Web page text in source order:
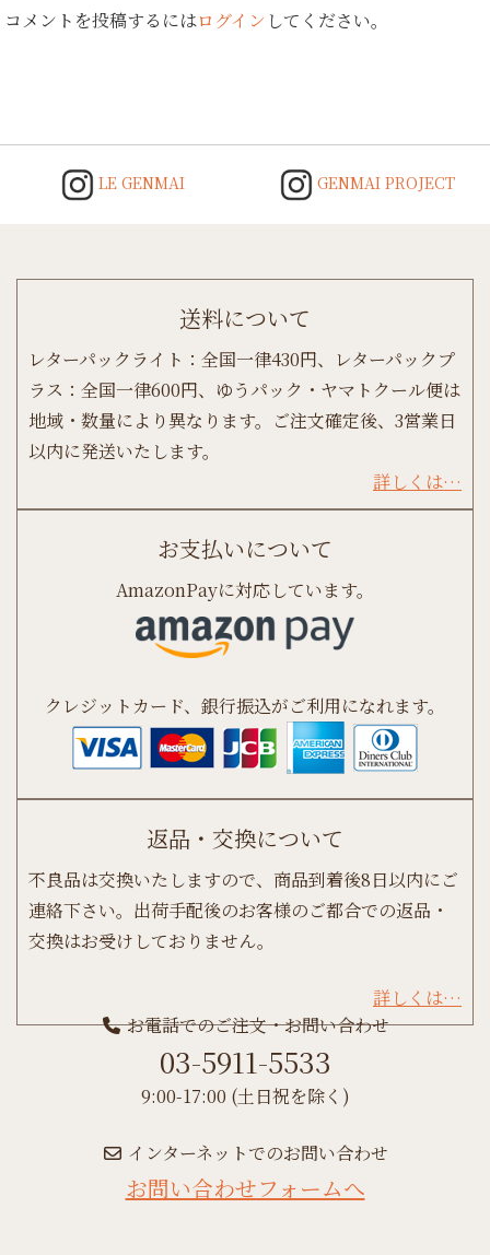
コメントを投稿するにはログイン してください。
LE GENMAI GENMAI PROJECT
送料について
レターパックライト：全国一律430円、レターパックプ
ラス：全国一律600円、ゆうパック・ヤマトクール便は
地域・数量により異なります。ご注文確定後、3営業日
以内に発送いたします。
詳しくは…
お支払いについて
AmazonPayに対応しています。
クレジットカード、銀行振込がご利用になれます。
返品・交換について
不良品は交換いたしますので、商品到着後8日以内にご
連絡下さい。出荷手配後のお客様のご都合での返品・
交換はお受けしておりません。
詳しくは…
お電話でのご注文・お問い合わせ
03-5911-5533
9:00-17:00 (土日祝を除く)
インターネットでのお問い合わせ
お問い合わせフォームへ